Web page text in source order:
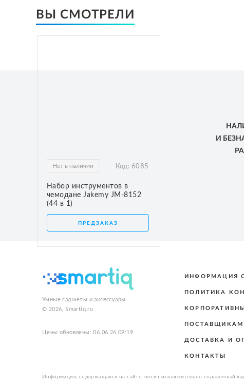
ВЫ СМОТРЕЛИ
Нет в наличии Код: 6085
Набор инструментов в
чемодане Jakemy JM-8152
(44 в 1)
ПРЕДЗАКАЗ
И
Умные гаджеты и аксессуары
© 2026, Smartiq.ru
Цены обновлены: 06.06.26 09:19
ИНФОРМАЦИЯ
ПОЛИТИКА
ПОСТАВЩИКАМ
ДОСТАВКА И
КОНТАКТЫ
Информация, содержащаяся на сайте, носит исключительно справочный